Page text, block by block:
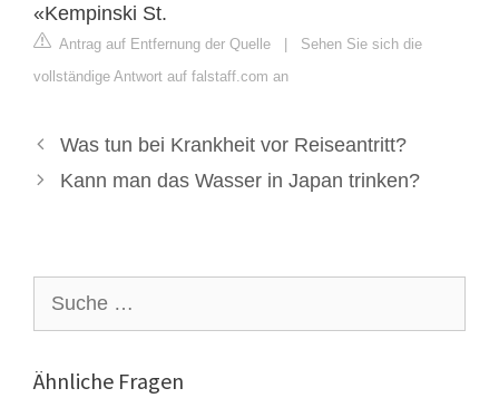
«Kempinski St.
Antrag auf Entfernung der Quelle | Sehen Sie sich die
vollständige Antwort auf falstaff.com an
Was tun bei Krankheit vor Reiseantritt?
Kann man das Wasser in Japan trinken?
nach:
Ähnliche Fragen